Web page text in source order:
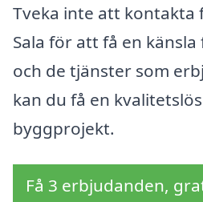
Tveka inte att kontakta
Sala för att få en
och de tjänster som
kan du få en
byggprojekt.
Få 3 erbjudanden,